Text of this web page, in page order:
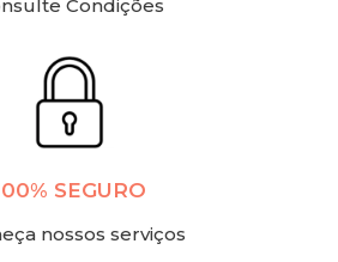
Condições
SEGURO
nossos serviços